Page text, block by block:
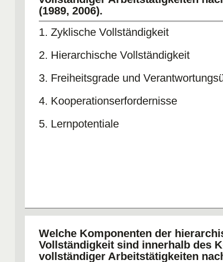
(1989, 2006).
1. Zyklische Vollständigkeit
2. Hierarchische Vollständigkeit
3. Freiheitsgrade und
4. Kooperationserfordernisse
5. Lernpotentiale
Welche Komponenten der
Vollständigkeit sind innerhalb des
vollständiger Arbeitstätigkeiten